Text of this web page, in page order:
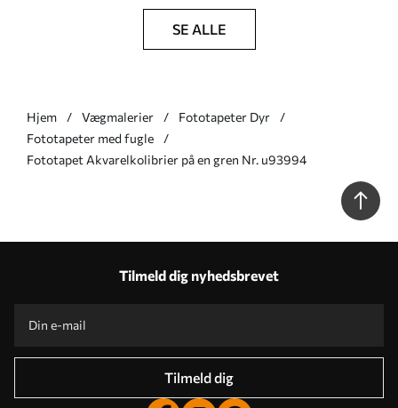
SE ALLE
Hjem Vægmalerier
Fototapeter Dyr
Fototapeter med fugle
Fototapet Akvarelkolibrier på en gren Nr. u93994
Tilmeld dig nyhedsbrevet
Tilmeld dig